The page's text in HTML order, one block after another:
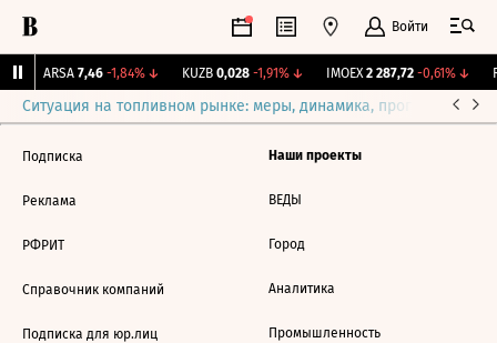
Войти
ARSA 7,46 -1,84%↓ KUZB 0,028 -1,91%↓ IMOEX 2 287,72 -0,61%↓
Ситуация на топливном рынке: меры, динамика, прогнозы
Подписка
Реклама
РФРИТ
Справочник компаний
Подписка для юр.лиц
Наши проекты
ВЕДЫ
Город
Аналитика
Промышленность